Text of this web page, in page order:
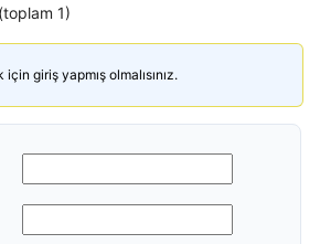
1)
giriş yapmış olmalısınız.